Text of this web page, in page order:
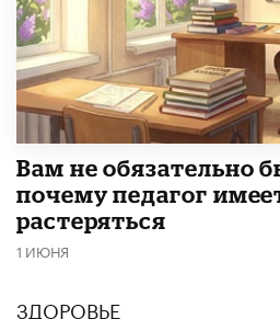
​Вам не обязательно
почему педагог
растеряться
1 ИЮНЯ
ЗДОРОВЬЕ